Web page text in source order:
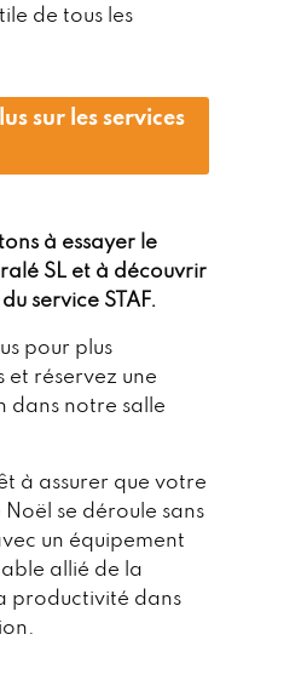
de tous les
sur les services
à essayer le
SL et à découvrir
service STAF.
pour plus
réservez une
dans notre salle
à assurer que votre
se déroule sans
un équipement
allié de la
productivité dans